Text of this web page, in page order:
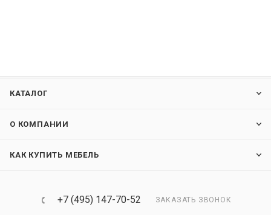
КАТАЛОГ
О КОМПАНИИ
КАК КУПИТЬ МЕБЕЛЬ
+7 (495) 147-70-52 ЗАКАЗАТЬ ЗВОНОК